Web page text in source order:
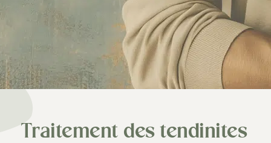
Traitement des tendinites